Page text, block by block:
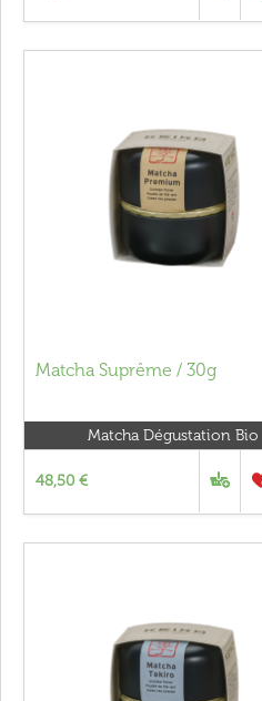
Matcha Suprême / 30g
Matcha Dégustation Bio
48,50 €